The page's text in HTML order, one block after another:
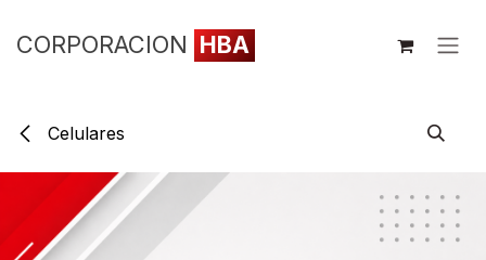
CORPORACION HBA
Celulares